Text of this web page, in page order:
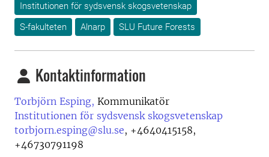
Institutionen för sydsvensk skogsvetenskap
S-fakulteten
Alnarp SLU Future Forests
Kontaktinformation
Torbjörn Esping, Kommunikatör
Institutionen för sydsvensk skogsvetenskap
torbjorn.esping@slu.se, +4640415158,
+46730791198